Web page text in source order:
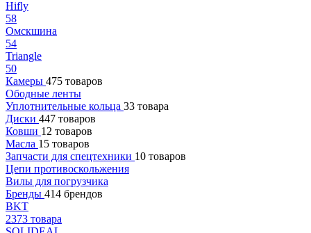
Hifly
58
Омскшина
54
Triangle
50
Камеры 475 товаров
Ободные ленты
Уплотнительные кольца 33 товара
Диски 447 товаров
Ковши 12 товаров
Масла 15 товаров
Запчасти для спецтехники 10 товаров
Цепи противоскольжения
Вилы для погрузчика
Бренды 414 брендов
BKT
2373 товара